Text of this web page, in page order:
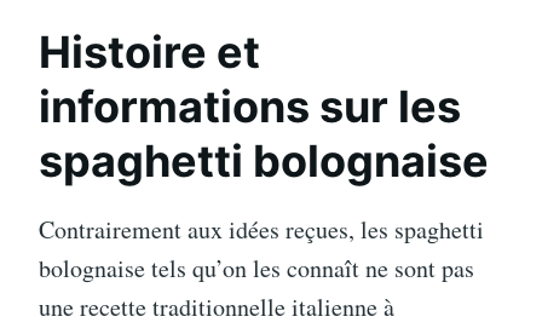
Histoire et
informations sur les
spaghetti bolognaise
Contrairement aux idées reçues, les spaghetti
bolognaise tels qu’on les connaît ne sont pas
une recette traditionnelle italienne à